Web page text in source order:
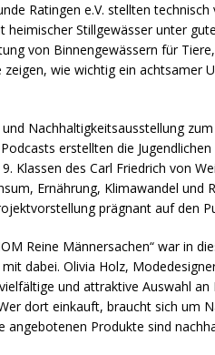
Ratingen e.V. stellten
heimischer Stillgewässer unter
von Binnengewässern für
wie wichtig ein achtsamer
Nachhaltigkeitsausstellung
erstellten die
Klassen des Carl Friedrich von
Ernährung, Klimawandel und
prägnant auf den
Reine Männersachen“ war in
dabei. Olivia Holz,
und attraktive Auswahl
dort einkauft, braucht sich um
angebotenen Produkte sind